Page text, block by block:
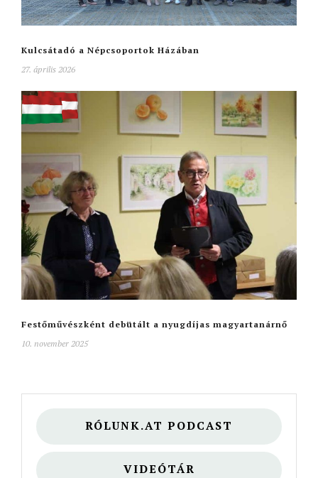
Kulcsátadó a Népcsoportok Házában
27. április 2026
Festőművészként debütált a nyugdíjas magyartanárnő
10. november 2025
RÓLUNK.AT PODCAST
VIDEÓTÁR